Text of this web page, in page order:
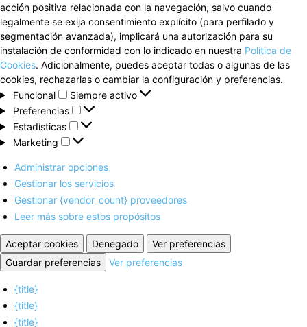
acción positiva relacionada con la navegación, salvo cuando
legalmente se exija consentimiento explícito (para perfilado y
segmentación avanzada), implicará una autorización para su
instalación de conformidad con lo indicado en nuestra Política de
Cookies. Adicionalmente, puedes aceptar todas o algunas de las
cookies, rechazarlas o cambiar la configuración y preferencias.
Funcional
Funcional
Siempre activo
Preferencias
Preferencias
Estadísticas
Estadísticas
Marketing
Marketing
Administrar opciones
Gestionar los servicios
Gestionar {vendor_count} proveedores
Leer más sobre estos propósitos
Aceptar cookies Denegado
Ver preferencias
Guardar preferencias
Ver preferencias
{title}
{title}
{title}